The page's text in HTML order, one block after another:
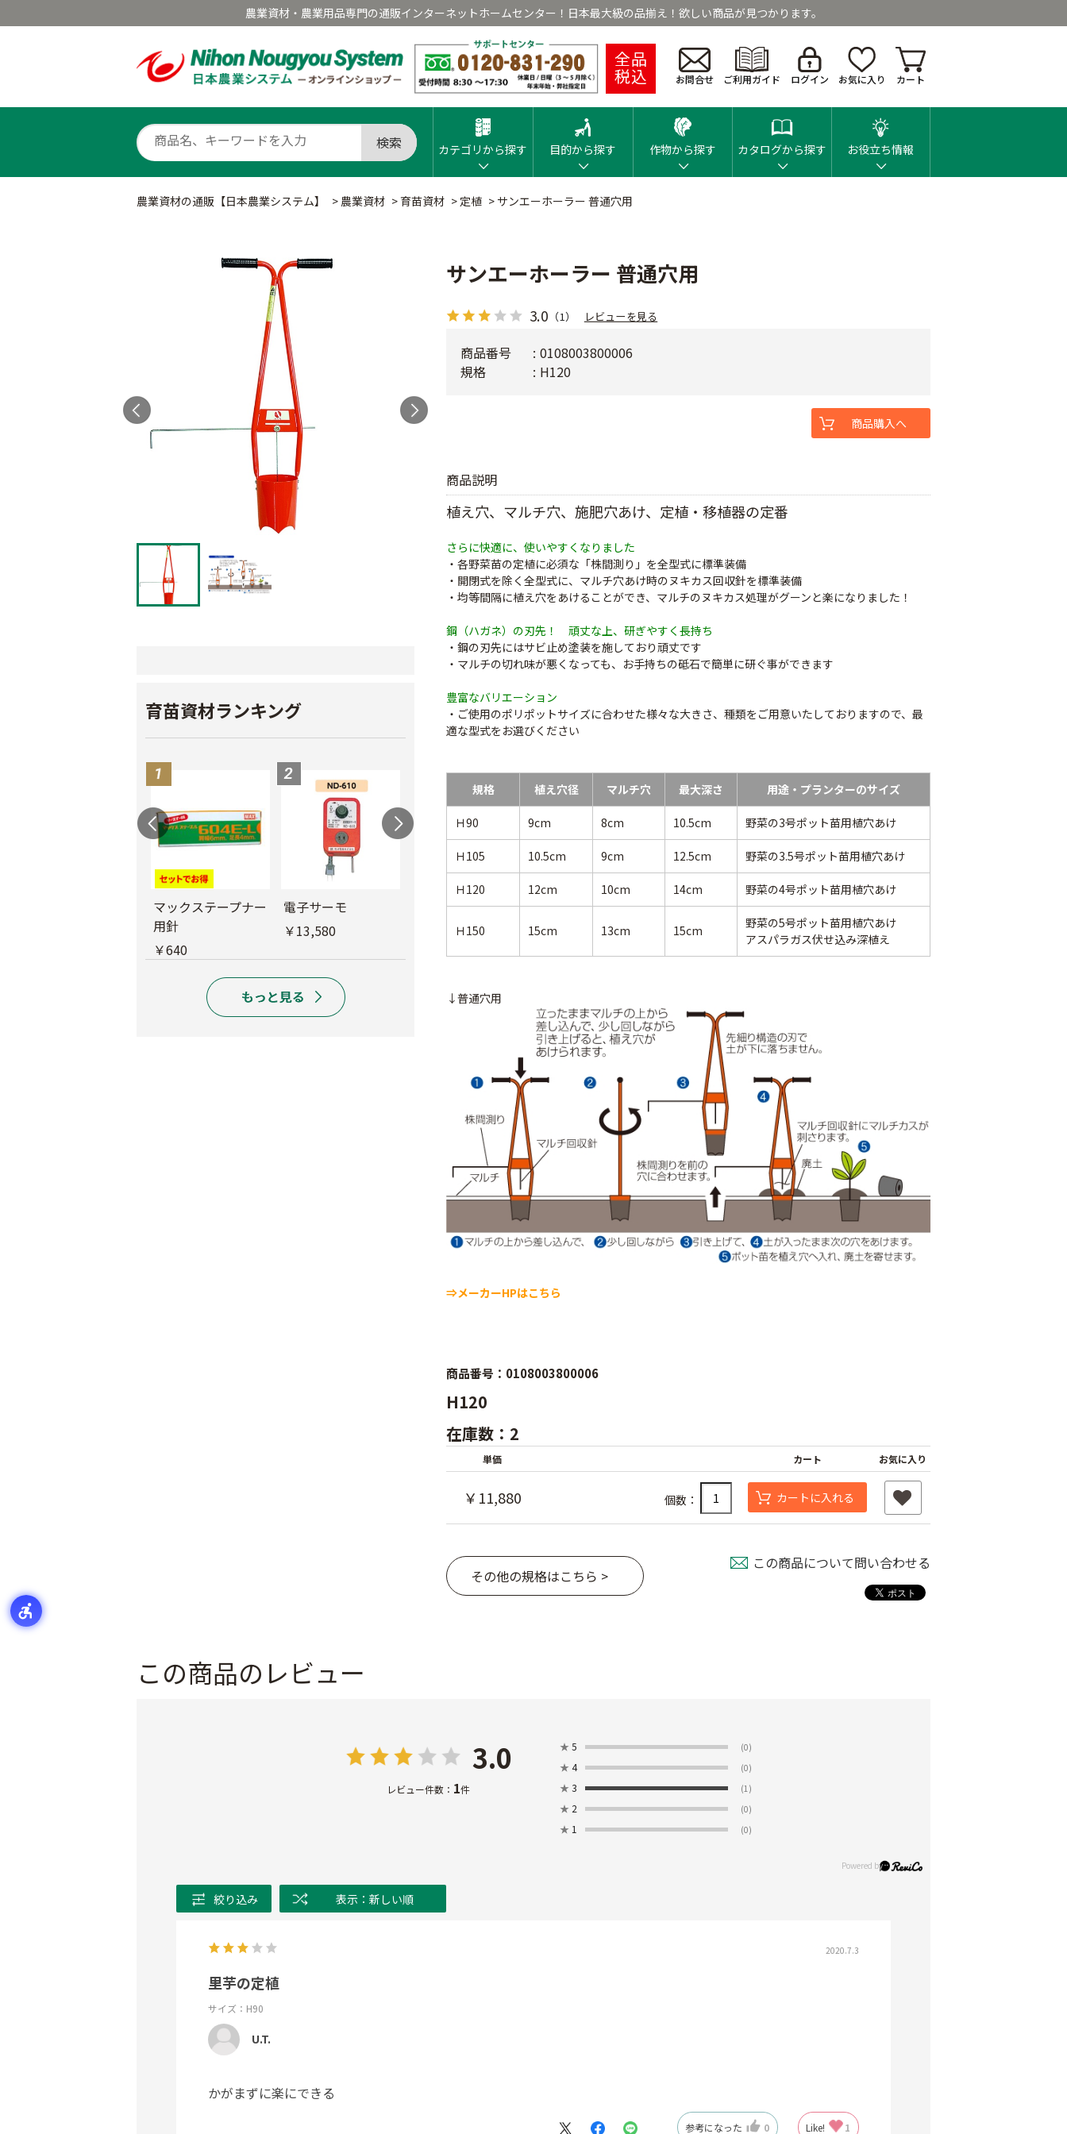
農業資材・農業用品専門の通販インターネットホームセンター！日本最大級の品揃え！欲しい商品が見つかります。
全品
税込 お問合せ ご利用ガイド ログイン お気に入り カート
検索 カテゴリから探す 目的から探す 作物から探す カタログから探す お役立ち情報
農業資材の通販【日本農業システム】 > 農業資材 > 育苗資材 > 定植 > サンエーホーラー 普通穴用
育苗資材ランキング
マックステープナー
用針
￥640
電子サーモ
￥13,580
農電マット 単相
￥19,980
光分解テープ（マッ
クステープナー用）
ランナーピン
￥3,480
バインダー紐 ジュ
ート
￥1,980
サンエーホーラー 普通穴用
3.0 （1） レビューを見る
商品説明
植え穴、マルチ穴、施肥穴あけ、定植・移植器の定番
さらに快適に、使いやすくなりました
・各野菜苗の定植に必須な「株間測り」を全型式に標準装備
・開閉式を除く全型式に、マルチ穴あけ時のヌキカス回収針を標準装備
・均等間隔に植え穴をあけることができ、マルチのヌキカス処理がグーンと楽になりました！
鋼（ハガネ）の刃先！ 頑丈な上、研ぎやすく長持ち
・鋼の刃先にはサビ止め塗装を施しており頑丈です
・マルチの切れ味が悪くなっても、お手持ちの砥石で簡単に研ぐ事ができます
豊富なバリエーション
・ご使用のポリポットサイズに合わせた様々な大きさ、種類をご用意いたしておりますので、最
適な型式をお選びください
規格 植え穴径 マルチ穴 最大深さ 用途・プランターのサイズ
Ｈ90 9cm 8cm 10.5cm 野菜の3号ポット苗用植穴あけ
Ｈ105 10.5cm 9cm 12.5cm 野菜の3.5号ポット苗用植穴あけ
Ｈ120 12cm 10cm 14cm 野菜の4号ポット苗用植穴あけ
Ｈ150 15cm 13cm 15cm
野菜の5号ポット苗用植穴あけ
アスパラガス伏せ込み深植え
↓普通穴用
⇒メーカーHPはこちら
商品番号
0108003800006
規格
H120
商品購入へ
商品番号：0108003800006
H120
在庫数：2
単価 カート お気に入り
￥11,880 個数： カートに入れる
その他の規格はこちら >
この商品について問い合わせる
この商品のレビュー
3.0
レビュー件数： 1件
★ 5 (0)
★ 4 (0)
★ 3 (1)
★ 2 (0)
★ 1 (0)
絞り込み 表示：新しい順
2020.7.3
里芋の定植
サイズ：H90
U.T.
かがまずに楽にできる
参考になった 0 Like! 1